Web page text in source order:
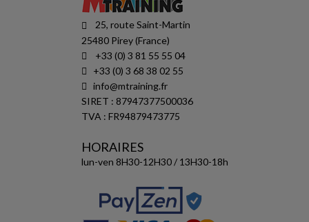
25, route Saint-Martin
25480 Pirey (France)
+33 (0) 3 81 55 55 04
+33 (0) 3 68 38 02 55
info@mtraining.fr
SIRET : 87947377500036
TVA : FR94879473775
HORAIRES
lun-ven 8H30-12H30 / 13H30-18h